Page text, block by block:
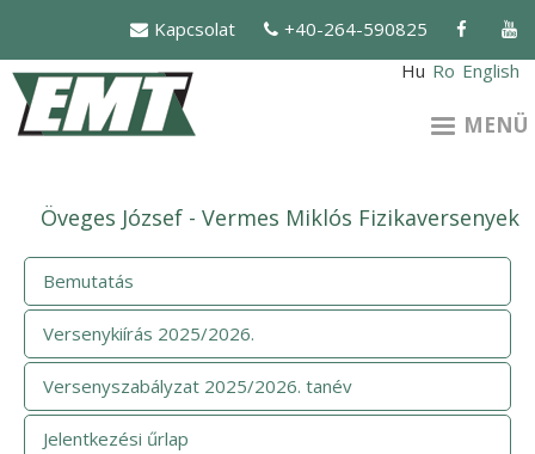
tartalomra
Kapcsolat
+40-264-590825
Hu Ro English
MENÜ
Öveges József - Vermes Miklós Fizikaversenyek
Bemutatás
Versenykiírás 2025/2026.
Versenyszabályzat 2025/2026. tanév
Jelentkezési űrlap